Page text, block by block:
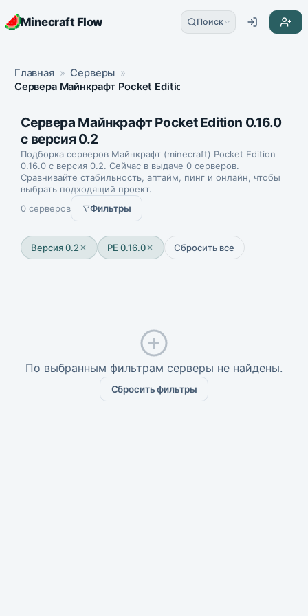
Minecraft Flow Поиск
Главная » Серверы »
Сервера Майнкрафт Pocket Edition 0.16.0 с версия 0.2
Сервера Майнкрафт Pocket Edition 0.16.0
с версия 0.2
Подборка серверов Майнкрафт (minecraft) Pocket Edition
0.16.0 с версия 0.2. Сейчас в выдаче 0 серверов.
Сравнивайте стабильность, аптайм, пинг и онлайн, чтобы
выбрать подходящий проект.
0 серверов
Фильтры
Версия 0.2 PE 0.16.0 Сбросить все
По выбранным фильтрам серверы не найдены.
Сбросить фильтры